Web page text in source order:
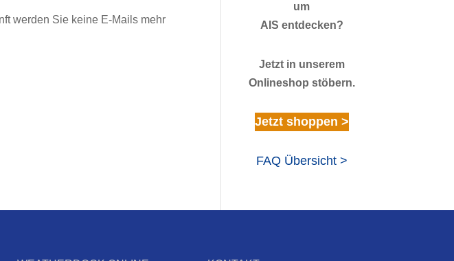
werden Sie keine E-Mails mehr
um
AIS entdecken?
Jetzt in unserem
Onlineshop stöbern.
Jetzt shoppen >
FAQ Übersicht >